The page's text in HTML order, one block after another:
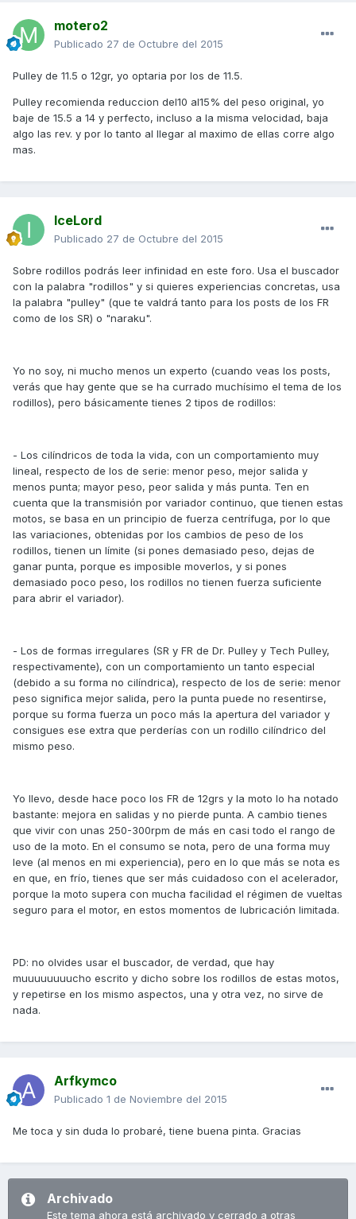
motero2
Publicado 27 de Octubre del 2015
Pulley de 11.5 o 12gr, yo optaria por los de 11.5.
Pulley recomienda reduccion del10 al15% del peso original, yo
baje de 15.5 a 14 y perfecto, incluso a la misma velocidad, baja
algo las rev. y por lo tanto al llegar al maximo de ellas corre algo
mas.
IceLord
Publicado 27 de Octubre del 2015
Sobre rodillos podrás leer infinidad en este foro. Usa el buscador
con la palabra "rodillos" y si quieres experiencias concretas, usa
la palabra "pulley" (que te valdrá tanto para los posts de los FR
como de los SR) o "naraku".
Yo no soy, ni mucho menos un experto (cuando veas los posts,
verás que hay gente que se ha currado muchísimo el tema de los
rodillos), pero básicamente tienes 2 tipos de rodillos:
- Los cilíndricos de toda la vida, con un comportamiento muy
lineal, respecto de los de serie: menor peso, mejor salida y
menos punta; mayor peso, peor salida y más punta. Ten en
cuenta que la transmisión por variador continuo, que tienen estas
motos, se basa en un principio de fuerza centrífuga, por lo que
las variaciones, obtenidas por los cambios de peso de los
rodillos, tienen un límite (si pones demasiado peso, dejas de
ganar punta, porque es imposible moverlos, y si pones
demasiado poco peso, los rodillos no tienen fuerza suficiente
para abrir el variador).
- Los de formas irregulares (SR y FR de Dr. Pulley y Tech Pulley,
respectivamente), con un comportamiento un tanto especial
(debido a su forma no cilíndrica), respecto de los de serie: menor
peso significa mejor salida, pero la punta puede no resentirse,
porque su forma fuerza un poco más la apertura del variador y
consigues ese extra que perderías con un rodillo cilíndrico del
mismo peso.
Yo llevo, desde hace poco los FR de 12grs y la moto lo ha notado
bastante: mejora en salidas y no pierde punta. A cambio tienes
que vivir con unas 250-300rpm de más en casi todo el rango de
uso de la moto. En el consumo se nota, pero de una forma muy
leve (al menos en mi experiencia), pero en lo que más se nota es
en que, en frío, tienes que ser más cuidadoso con el acelerador,
porque la moto supera con mucha facilidad el régimen de vueltas
seguro para el motor, en estos momentos de lubricación limitada.
PD: no olvides usar el buscador, de verdad, que hay
muuuuuuuucho escrito y dicho sobre los rodillos de estas motos,
y repetirse en los mismo aspectos, una y otra vez, no sirve de
nada.
Arfkymco
Publicado 1 de Noviembre del 2015
Me toca y sin duda lo probaré, tiene buena pinta. Gracias
Archivado
Este tema ahora está archivado y cerrado a otras